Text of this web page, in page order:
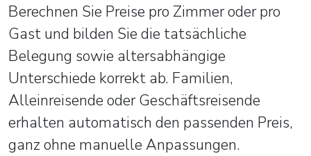
Berechnen Sie Preise pro Zimmer oder pro
Gast und bilden Sie die tatsächliche
Belegung sowie altersabhängige
Unterschiede korrekt ab. Familien,
Alleinreisende oder Geschäftsreisende
erhalten automatisch den passenden Preis,
ganz ohne manuelle Anpassungen.